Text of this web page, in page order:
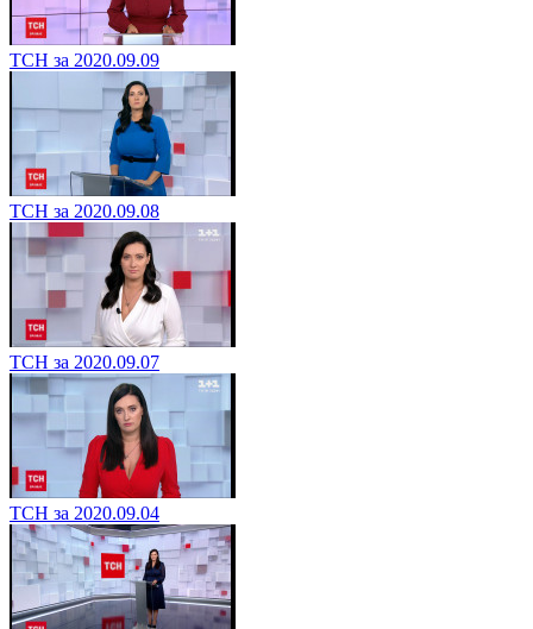
ТСН за 2020.09.09
ТСН за 2020.09.08
ТСН за 2020.09.07
ТСН за 2020.09.04